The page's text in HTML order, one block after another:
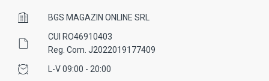
BGS MAGAZIN ONLINE SRL
CUI RO46910403
Reg. Com. J2022019177409
L-V 09:00 - 20:00